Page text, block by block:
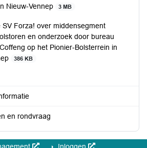
Nieuw-Vennep
3 MB
SV Forza! over middensegment
en onderzoek door bureau
op het Pionier-Bolsterrein in
386 KB
en rondvraag